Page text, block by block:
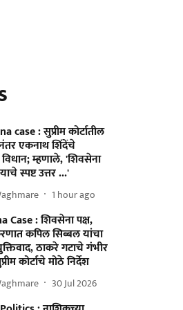
case : सुप्रीम कोर्टातील
एकनाथ शिंदेंचे
म्हणाले, 'शिवसेना
स्पष्ट उत्तर ...'
1 hour ago
Case : शिवसेना पक्ष,
कपिल सिब्बल यांचा
ठाकरे गटाचे गंभीर
कोर्टाचे मोठे निर्देश
30 Jul 2026